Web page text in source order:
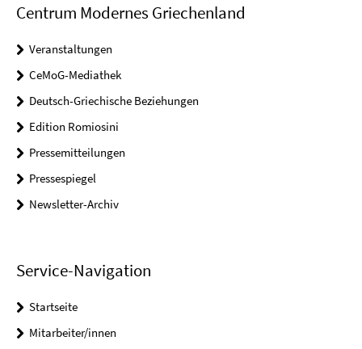
Centrum Modernes Griechenland
Veranstaltungen
CeMoG-Mediathek
Deutsch-Griechische Beziehungen
Edition Romiosini
Pressemitteilungen
Pressespiegel
Newsletter-Archiv
Service-Navigation
Startseite
Mitarbeiter/innen